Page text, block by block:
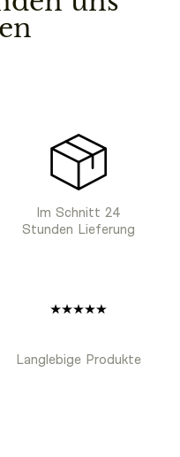
Im Schnitt 24
Stunden Lieferung
Langlebige Produkte